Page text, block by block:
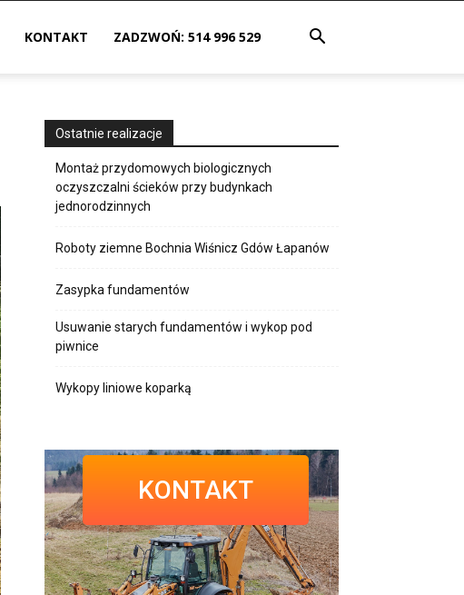
KONTAKT ZADZWOŃ: 514 996 529
Ostatnie realizacje
Montaż przydomowych biologicznych
oczyszczalni ścieków przy budynkach
jednorodzinnych
Roboty ziemne Bochnia Wiśnicz Gdów Łapanów
Zasypka fundamentów
Usuwanie starych fundamentów i wykop pod
piwnice
Wykopy liniowe koparką